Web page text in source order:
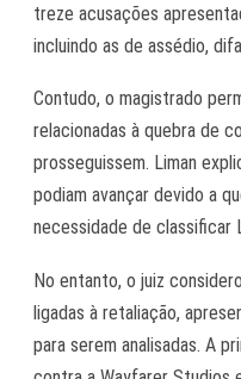
treze acusações
incluindo as de assédio,
Contudo, o magistrado
relacionadas à quebra de
prosseguissem. Liman
podiam avançar devido a
necessidade de classificar
No entanto, o juiz
ligadas à retaliação,
para serem analisadas. A